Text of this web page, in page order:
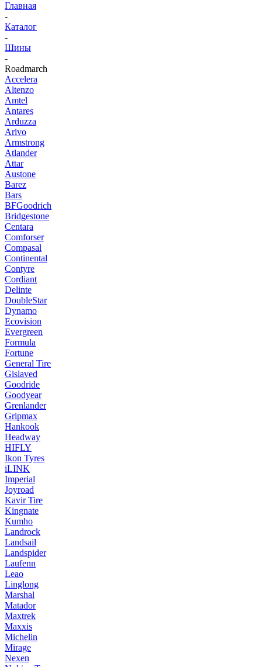
Главная
-
Каталог
-
Шины
-
Roadmarch
Accelera
Altenzo
Amtel
Antares
Arduzza
Arivo
Armstrong
Atlander
Attar
Austone
Barez
Bars
BFGoodrich
Bridgestone
Centara
Comforser
Compasal
Continental
Contyre
Cordiant
Delinte
DoubleStar
Dynamo
Ecovision
Evergreen
Formula
Fortune
General Tire
Gislaved
Goodride
Goodyear
Grenlander
Gripmax
Hankook
Headway
HIFLY
Ikon Tyres
iLINK
Imperial
Joyroad
Kavir Tire
Kingnate
Kumho
Landrock
Landsail
Landspider
Laufenn
Leao
Linglong
Marshal
Matador
Maxtrek
Maxxis
Michelin
Mirage
Nexen